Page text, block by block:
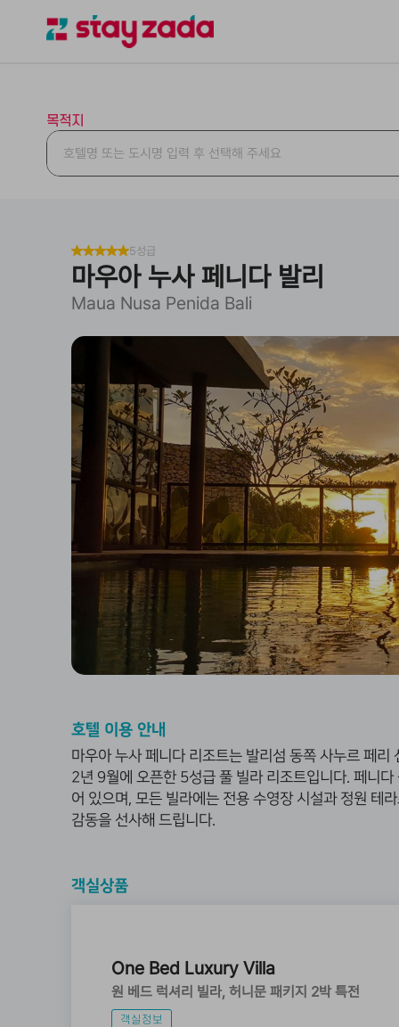
목적지
5성급
마우아 누사 페니다 발리
Maua Nusa Penida Bali
호텔 이용 안내
마우아 누사 페니다 리조트는 발리섬 동쪽 사누르 페
2년 9월에 오픈한 5성급 풀 빌라 리조트입니다. 페니
어 있으며, 모든 빌라에는 전용 수영장 시설과 정원 테
감동을 선사해 드립니다.
객실상품
One Bed Luxury Villa
원 베드 럭셔리 빌라 허니문 패키지 2박 특전
객실정보